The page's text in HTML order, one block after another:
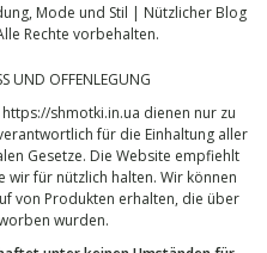
Mode und Stil | Nützlicher Blog
Rechte vorbehalten.
UND OFFENLEGUNG
https://shmotki.in.ua dienen nur zu
für die Einhaltung aller
Gesetze. Die Website empfiehlt
wir für nützlich halten. Wir können
von Produkten erhalten, die über
wurden.